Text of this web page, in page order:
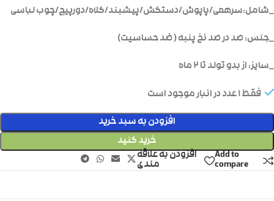
_شامل:سرهمی/پاپوش/دستکش/پیشبند/کلاه/دورپیچ/چوب لباسی
_جنس: صد در صد نخ پنبه ( ضد حساسیت)
_سایز: از بدو تولد تا ۲ ماه
فقط 1 عدد در انبار موجود است
افزودن به سبد خرید
خرید کنید
Add to
compare
افزودن به علاقه
مندی